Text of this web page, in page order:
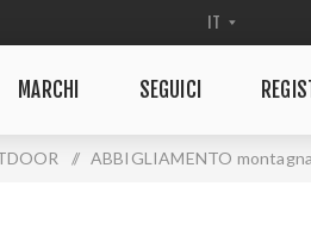
MARCHI SEGUICI
/ ABBIGLIAMENTO montagna